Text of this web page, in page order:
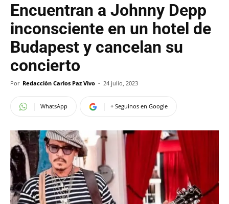
Encuentran a Johnny Depp
inconsciente en un hotel de
Budapest y cancelan su
concierto
Por Redacción Carlos Paz Vivo - 24 julio, 2023
WhatsApp + Seguinos en Google